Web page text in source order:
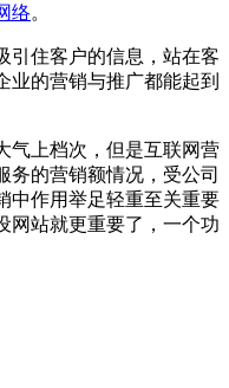
络。
住客户的信息，站在客
业的营销与推广都能起到
气上档次，但是互联网营
的营销额情况，受公司
中作用举足轻重至关重要
网站就更重要了，一个功